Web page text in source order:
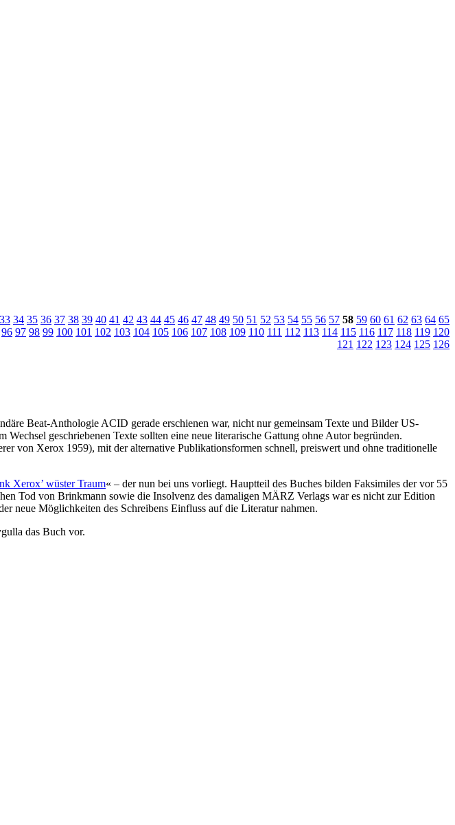
33 34 35 36 37 38 39 40 41 42 43 44 45 46 47 48 49 50 51 52 53 54 55 56 57 58 59 60 61 62 63 64 65
96 97 98 99 100 101 102 103 104 105 106 107 108 109 110 111 112 113 114 115 116 117 118 119 120
121 122 123 124 125 126
Beat-Anthologie ACID gerade erschienen war, nicht nur gemeinsam Texte und Bilder US-
geschriebenen Texte sollten eine neue literarische Gattung ohne Autor begründen.
von Xerox 1959), mit der alternative Publikationsformen schnell, preiswert und ohne traditionelle
Xerox’ wüster Traum« – der nun bei uns vorliegt. Hauptteil des Buches bilden Faksimiles der vor 55
Tod von Brinkmann sowie die Insolvenz des damaligen MÄRZ Verlags war es nicht zur Edition
neue Möglichkeiten des Schreibens Einfluss auf die Literatur nahmen.
das Buch vor.